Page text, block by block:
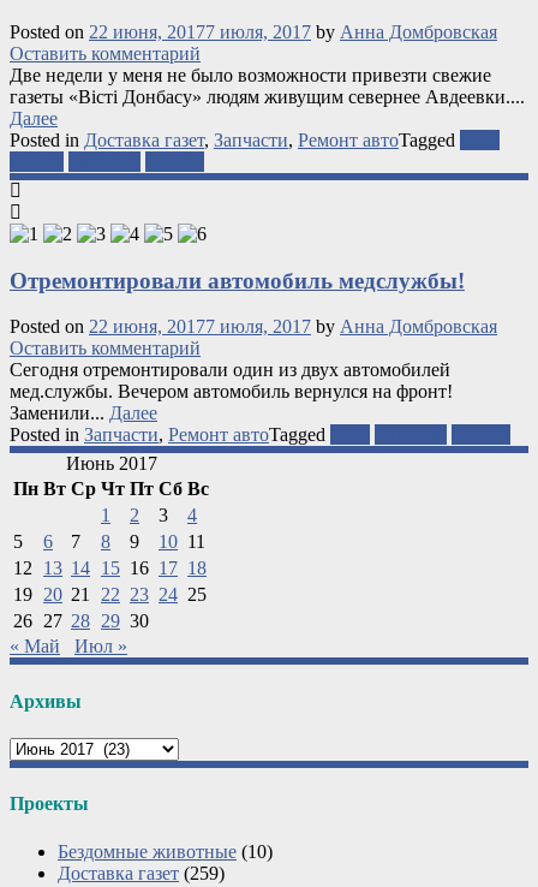
Posted on 22 июня, 20177 июля, 2017 by Анна Домбровская
Оставить комментарий
Две недели у меня не было возможности привезти свежие
газеты «Вісті Донбасу» людям живущим севернее Авдеевки....
Далее
Posted in Доставка газет, Запчасти, Ремонт автоTagged
Отремонтировали автомобиль медслужбы!
Posted on 22 июня, 20177 июля, 2017 by Анна Домбровская
Оставить комментарий
Сегодня отремонтировали один из двух автомобилей
мед.службы. Вечером автомобиль вернулся на фронт!
Заменили... Далее
Posted in Запчасти, Ремонт автоTagged
Июнь 2017
Пн Вт Ср Чт Пт Сб Вс
1
2 3
4
5
6 7 8 9 10 11
12 13 14 15 16 17 18
19 20 21 22 23 24 25
26 27 28 29 30
« Май
Июл »
Архивы
Архивы
Проекты
Бездомные животные (10)
Доставка газет (259)